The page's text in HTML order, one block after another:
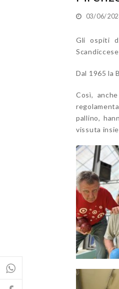
03/06/
Gli ospiti
Dal 1965 la
Così,
pallino,
vissuta